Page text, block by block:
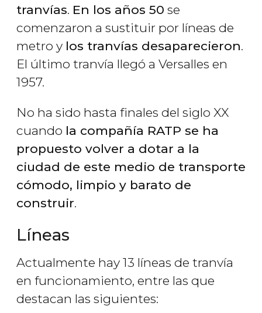
tranvías. En los años 50 se
comenzaron a sustituir por líneas de
metro y los tranvías desaparecieron.
El último tranvía llegó a Versalles en
1957.
No ha sido hasta finales del siglo XX
cuando la compañía RATP se ha
propuesto volver a dotar a la
ciudad de este medio de transporte
cómodo, limpio y barato de
construir.
Líneas
Actualmente hay 13 líneas de tranvía
en funcionamiento, entre las que
destacan las siguientes: